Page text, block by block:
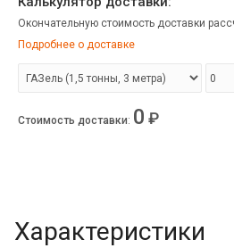
Окончательную стоимость доставки
Подробнее о доставке
Стоимость доставки: 0 ₽
Характеристики